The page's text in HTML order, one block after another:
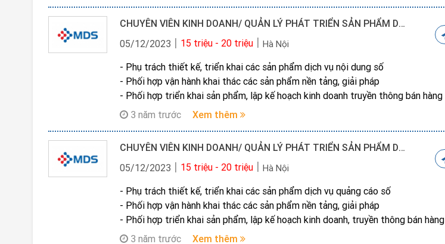
CHUYÊN VIÊN KINH DOANH/ QUẢN LÝ PHÁT TRIỂN SẢN PHẨM DV NỘI DUNG SỐ
05/12/2023
15 triệu - 20 triệu Hà Nội
- Phụ trách thiết kế, triển khai các sản phẩm dịch vụ nội dung số
- Phối hợp vận hành khai thác các sản phẩm nền tảng, giải pháp
- Phối hợp triển khai sản phẩm, lập kế hoạch kinh doanh truyền thông bán hàng
3 năm trước
Xem thêm
CHUYÊN VIÊN KINH DOANH/ QUẢN LÝ PHÁT TRIỂN SẢN PHẨM DV QUẢNG CÁO SỐ
05/12/2023
15 triệu - 20 triệu Hà Nội
- Phụ trách thiết kế, triển khai các sản phẩm dịch vụ quảng cáo số
- Phối hợp vận hành khai thác các sản phẩm nền tảng, giải pháp
- Phối hợp triển khai sản phẩm, lập kế hoạch kinh doanh, truyền thông bán hàng
3 năm trước
Xem thêm